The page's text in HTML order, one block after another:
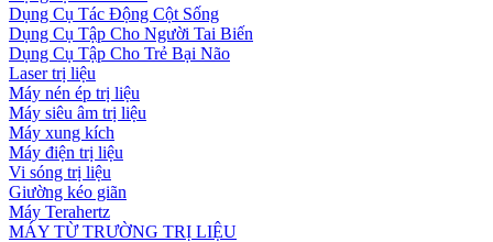
Dụng Cụ Tác Động Cột Sống
Dụng Cụ Tập Cho Người Tai Biến
Dụng Cụ Tập Cho Trẻ Bại Não
Laser trị liệu
Máy nén ép trị liệu
Máy siêu âm trị liệu
Máy xung kích
Máy điện trị liệu
Vi sóng trị liệu
Giường kéo giãn
Máy Terahertz
MÁY TỪ TRƯỜNG TRỊ LIỆU